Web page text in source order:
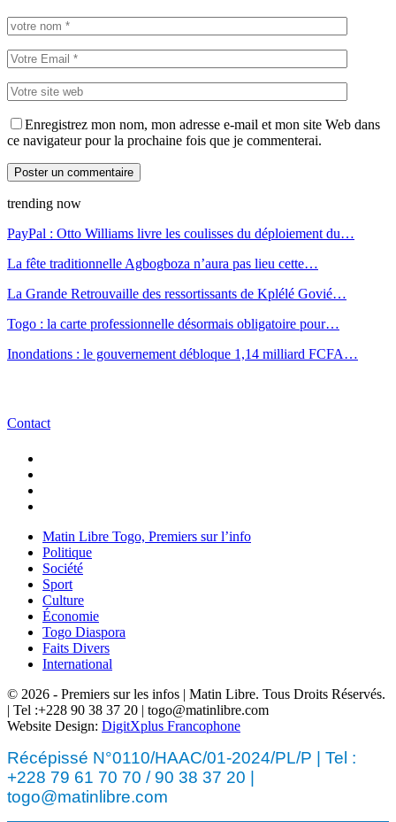
Enregistrez mon nom, mon adresse e-mail et mon site Web dans
ce navigateur pour la prochaine fois que je commenterai.
trending now
PayPal : Otto Williams livre les coulisses du déploiement du…
La fête traditionnelle Agbogboza n’aura pas lieu cette…
La Grande Retrouvaille des ressortissants de Kplélé Govié…
Togo : la carte professionnelle désormais obligatoire pour…
Inondations : le gouvernement débloque 1,14 milliard FCFA…
Contact
Matin Libre Togo, Premiers sur l’info
Politique
Société
Sport
Culture
Économie
Togo Diaspora
Faits Divers
International
© 2026 - Premiers sur les infos | Matin Libre. Tous Droits Réservés.
| Tel :+228 90 38 37 20 | togo@matinlibre.com
Website Design: DigitXplus Francophone
Récépissé N°0110/HAAC/01-2024/PL/P | Tel :
+228 79 61 70 70 / 90 38 37 20 |
togo@matinlibre.com